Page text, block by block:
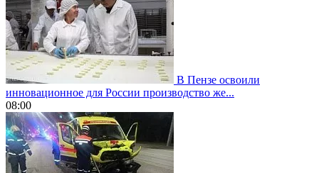
В Пензе освоили
инновационное для России производство же...
08:00